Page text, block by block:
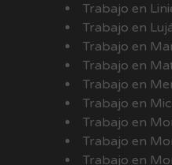
Trabajo en
Trabajo en
Trabajo en
Trabajo en
Trabajo en
Trabajo en
Trabajo en
Trabajo en
Trabajo en